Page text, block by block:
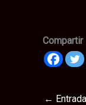
Compartir
←